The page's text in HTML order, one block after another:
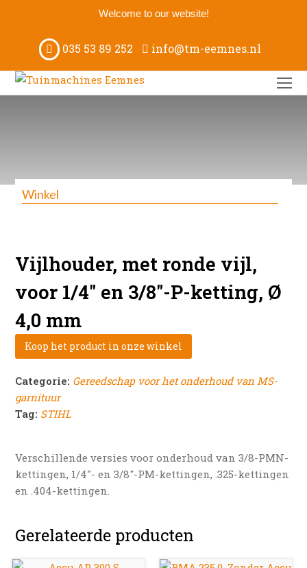
Welcome to our website!
035 53 89 252 info@tm-eemnes.nl
Winkel
Vijlhouder, met ronde vijl,
voor 1/4″ en 3/8″-P-ketting, Ø
4,0 mm
Koop het product in onze winkel
Categorie: Gereedschap voor het onderhoud van MS-
garnituur
Tag: STIHL
Verschillende versies voor onderhoud van 3/8-PMN-
kettingen, 1/4″- en 3/8″-PM-kettingen, .325-kettingen
en .404-kettingen.
Gerelateerde producten